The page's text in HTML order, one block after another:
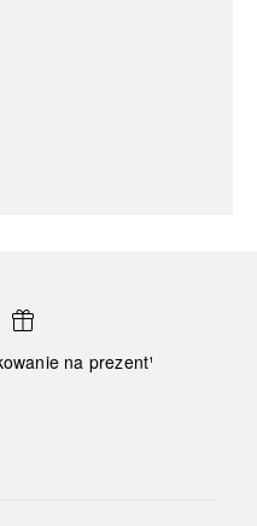
na prezent¹